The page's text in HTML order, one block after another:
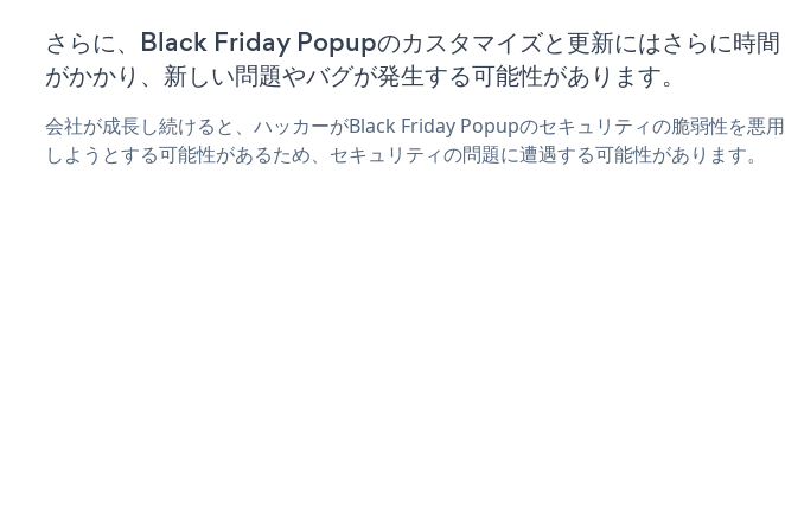
さらに、Black Friday Popupのカスタマイズと更新にはさらに時間
がかかり、新しい問題やバグが発生する可能性があります。
会社が成長し続けると、ハッカーがBlack Friday Popupのセキュリティの脆弱性を悪用
しようとする可能性があるため、セキュリティの問題に遭遇する可能性があります。